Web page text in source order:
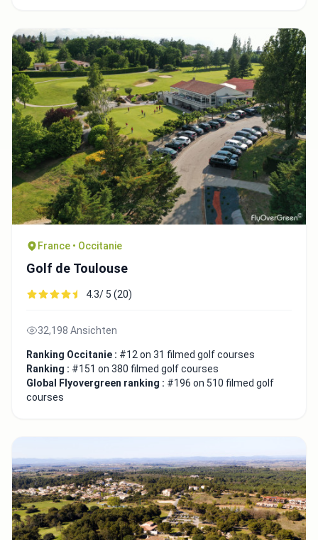
France • Occitanie
Golf de Toulouse
4.3/ 5 (20)
32,198 Ansichten
Ranking Occitanie : #12 on 31 filmed golf courses
Ranking : #151 on 380 filmed golf courses
Global Flyovergreen ranking : #196 on 510 filmed golf
courses